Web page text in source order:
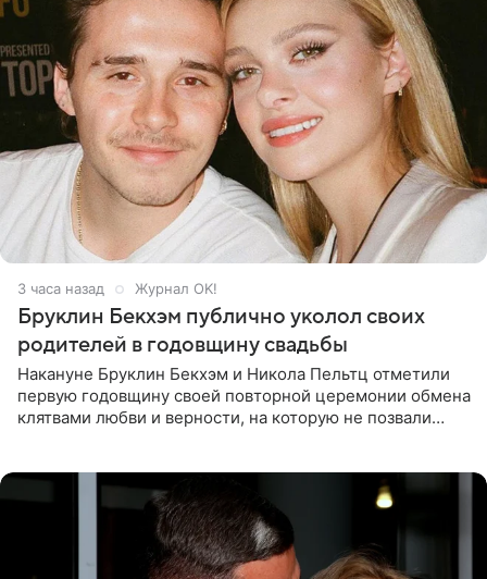
3 часа назад Журнал OK!
Бруклин Бекхэм публично уколол своих
родителей в годовщину свадьбы
Накануне Бруклин Бекхэм и Никола Пельтц отметили
первую годовщину своей повторной церемонии обмена
клятвами любви и верности, на которую не позвали